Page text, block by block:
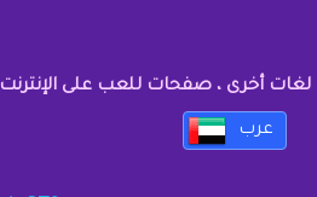
لغات أخرى ، صفحات للعب على الإنترنت
عرب